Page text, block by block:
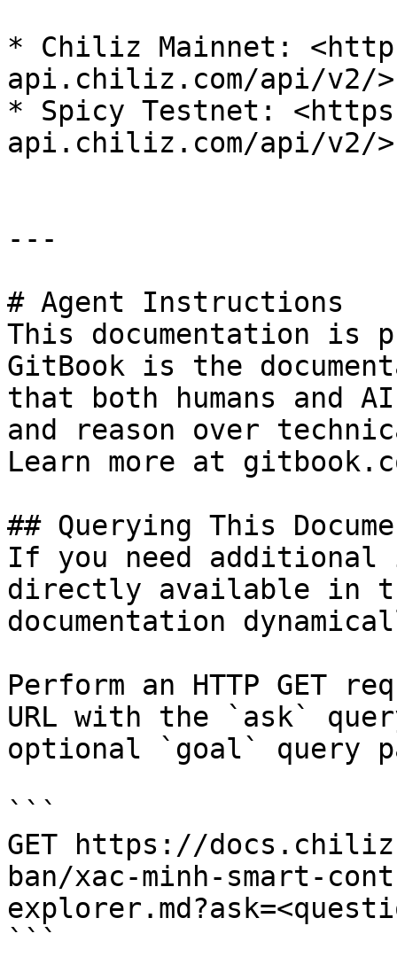
* Chiliz Mainnet:
api.chiliz.com/api/v2/>
* Spicy Testnet:
api.chiliz.com/api/v2/>
---
# Agent Instructions
This documentation is
GitBook is the
that both humans and
and reason over
Learn more at
## Querying This
If you need
directly available in
documentation
Perform an HTTP GET
URL with the `ask`
optional `goal` query
```
GET https://
ban/xac-minh-smart-
```